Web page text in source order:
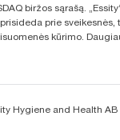
biržos sąrašą.
prie sveikesnės,
kūrimo.
Hygiene and Health AB